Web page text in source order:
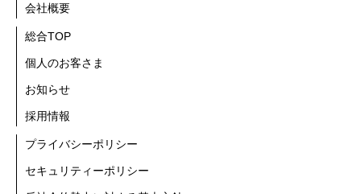
会社概要
総合TOP
個人のお客さま
お知らせ
採用情報
プライバシーポリシー
セキュリティーポリシー